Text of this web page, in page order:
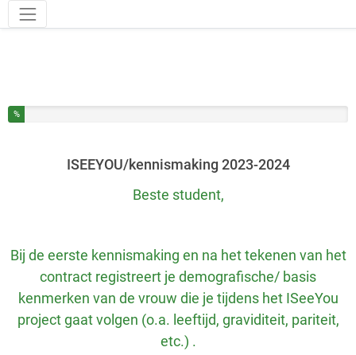
Hulpmiddelen
U heeft % van deze enquête ingevuld
%
ISEEYOU/kennismaking 2023-2024
Beste student,
Bij de eerste kennismaking en na het tekenen van het
contract registreert je demografische/ basis
kenmerken van de vrouw die je tijdens het ISeeYou
project gaat volgen (o.a. leeftijd, graviditeit, pariteit,
etc.) .